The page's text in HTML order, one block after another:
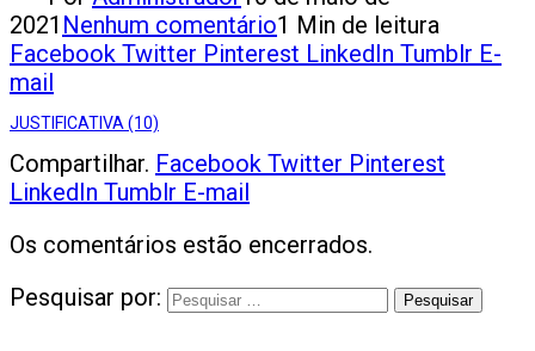
2021 Nenhum comentário1 Min de leitura
Facebook Twitter Pinterest LinkedIn Tumblr E-
mail
JUSTIFICATIVA (10)
Compartilhar. Facebook Twitter Pinterest
LinkedIn Tumblr E-mail
Os comentários estão encerrados.
Pesquisar por: